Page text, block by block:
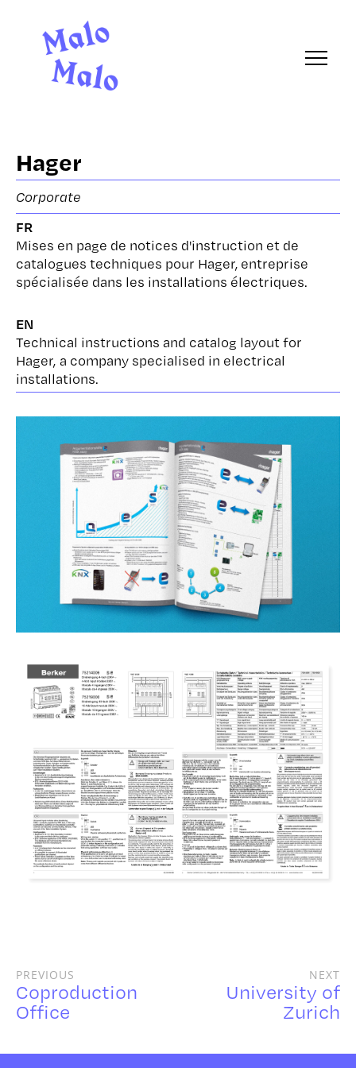
Hager
Corporate
FR
Mises en page de notices d'instruction et de
catalogues techniques pour Hager, entreprise
spécialisée dans les installations électriques.
EN
Technical instructions and catalog layout for
Hager, a company specialised in electrical
installations.
PREVIOUS
Coproduction
Office
NEXT
University of
Zurich